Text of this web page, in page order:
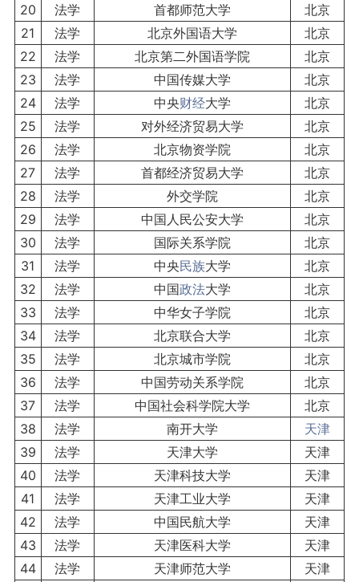
20
法学 首都师范大学
北京
21
法学 北京外国语大学
北京
22
法学 北京第二外国语学院
北京
23
法学 中国传媒大学
北京
24
法学 中央财经大学
北京
25
法学 对外经济贸易大学
北京
26
法学 北京物资学院
北京
27
法学 首都经济贸易大学
北京
28
法学 外交学院
北京
29
法学 中国人民公安大学
北京
30
法学 国际关系学院
北京
31
法学 中央民族大学
北京
32
法学 中国政法大学
北京
33
法学 中华女子学院
北京
34
法学 北京联合大学
北京
35
法学 北京城市学院
北京
36
法学 中国劳动关系学院
北京
37
法学 中国社会科学院大学
北京
38
法学 南开大学
天津
39
法学 天津大学
天津
40
法学 天津科技大学
天津
41
法学 天津工业大学
天津
42
法学 中国民航大学
天津
43
法学 天津医科大学
天津
44
法学 天津师范大学
天津